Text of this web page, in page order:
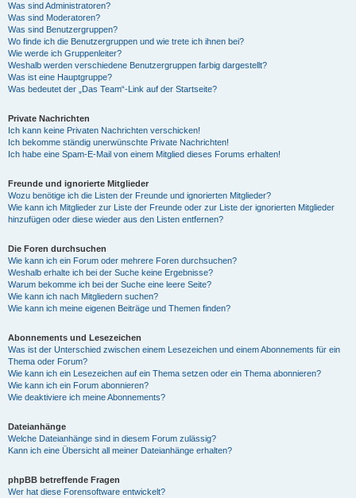
Was sind Administratoren?
Was sind Moderatoren?
Was sind Benutzergruppen?
Wo finde ich die Benutzergruppen und wie trete ich ihnen bei?
Wie werde ich Gruppenleiter?
Weshalb werden verschiedene Benutzergruppen farbig dargestellt?
Was ist eine Hauptgruppe?
Was bedeutet der „Das Team“-Link auf der Startseite?
Private Nachrichten
Ich kann keine Privaten Nachrichten verschicken!
Ich bekomme ständig unerwünschte Private Nachrichten!
Ich habe eine Spam-E-Mail von einem Mitglied dieses Forums erhalten!
Freunde und ignorierte Mitglieder
Wozu benötige ich die Listen der Freunde und ignorierten Mitglieder?
Wie kann ich Mitglieder zur Liste der Freunde oder zur Liste der ignorierten Mitglieder
hinzufügen oder diese wieder aus den Listen entfernen?
Die Foren durchsuchen
Wie kann ich ein Forum oder mehrere Foren durchsuchen?
Weshalb erhalte ich bei der Suche keine Ergebnisse?
Warum bekomme ich bei der Suche eine leere Seite?
Wie kann ich nach Mitgliedern suchen?
Wie kann ich meine eigenen Beiträge und Themen finden?
Abonnements und Lesezeichen
Was ist der Unterschied zwischen einem Lesezeichen und einem Abonnements für ein
Thema oder Forum?
Wie kann ich ein Lesezeichen auf ein Thema setzen oder ein Thema abonnieren?
Wie kann ich ein Forum abonnieren?
Wie deaktiviere ich meine Abonnements?
Dateianhänge
Welche Dateianhänge sind in diesem Forum zulässig?
Kann ich eine Übersicht all meiner Dateianhänge erhalten?
phpBB betreffende Fragen
Wer hat diese Forensoftware entwickelt?